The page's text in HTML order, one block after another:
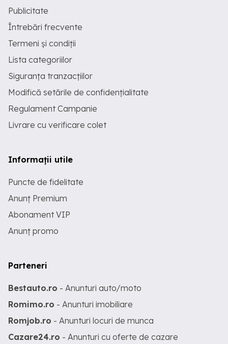
Publicitate
Întrebări frecvente
Termeni și condiții
Lista categoriilor
Siguranța tranzacțiilor
Modifică setările de confidențialitate
Regulament Campanie
Livrare cu verificare colet
Informații utile
Puncte de fidelitate
Anunț Premium
Abonament VIP
Anunț promo
Parteneri
Bestauto.ro - Anunturi auto/moto
Romimo.ro - Anunturi imobiliare
Romjob.ro - Anunturi locuri de munca
Cazare24.ro - Anunturi cu oferte de cazare